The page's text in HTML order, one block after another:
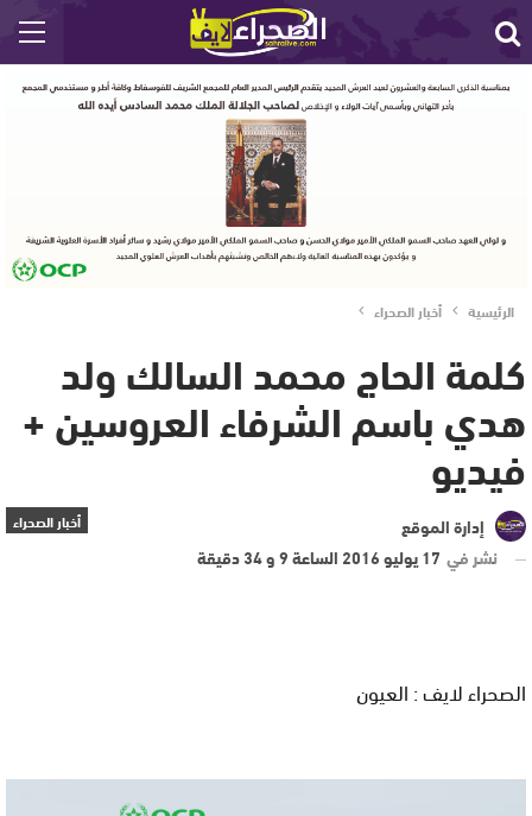
الرئيسية أخبار الصحراء
كلمة الحاج محمد السالك ولد
هدي باسم الشرفاء العروسين +
فيديو
أخبار الصحراء
إدارة الموقع
نشر في 17 يوليو 2016 الساعة 9 و 34 دقيقة
الصحراء لايف : العيون